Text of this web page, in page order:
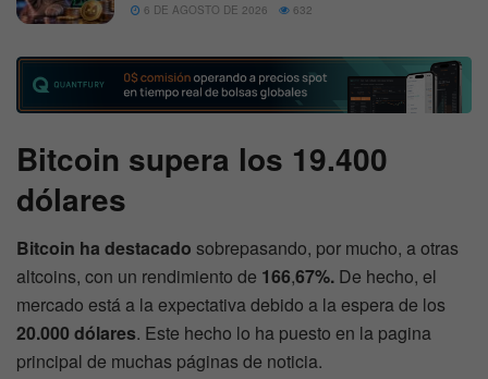
6 DE AGOSTO DE 2026 632
Bitcoin supera los 19.400
dólares
Bitcoin ha destacado sobrepasando, por mucho, a otras
altcoins, con un rendimiento de 166,67%. De hecho, el
mercado está a la expectativa debido a la espera de los
20.000 dólares. Este hecho lo ha puesto en la pagina
principal de muchas páginas de noticia.